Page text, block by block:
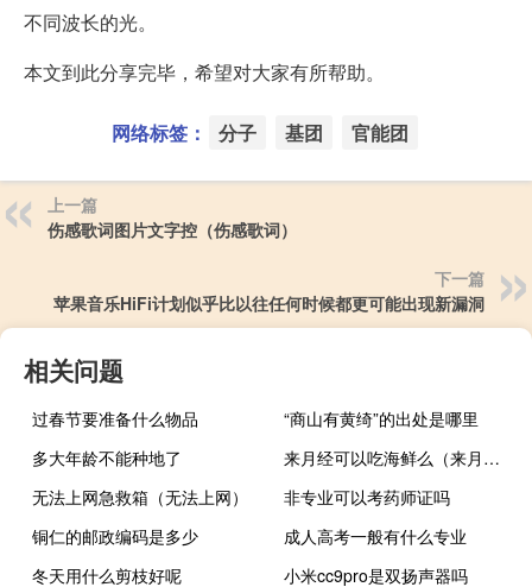
不同波长的光。
本文到此分享完毕，希望对大家有所帮助。
网络标签： 分子 基团 官能团
上一篇
伤感歌词图片文字控（伤感歌词）
下一篇
苹果音乐HiFi计划似乎比以往任何时候都更可能出现新漏洞
相关问题
过春节要准备什么物品
“商山有黄绮”的出处是哪里
多大年龄不能种地了
来月经可以吃海鲜么（来月经期能吃海鲜吗）
无法上网急救箱（无法上网）
非专业可以考药师证吗
铜仁的邮政编码是多少
成人高考一般有什么专业
冬天用什么剪枝好呢
小米cc9pro是双扬声器吗